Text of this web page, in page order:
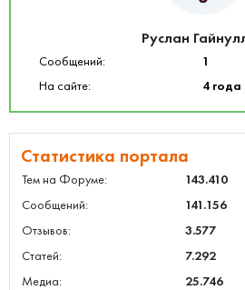
Руслан
Сообщений:
1
На сайте:
4 года
Статистика портала
Тем на Форуме:
143.410
Сообщений:
141.156
Отзывов:
3.577
Статей:
7.292
Медиа:
25.746